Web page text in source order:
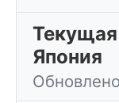
Текущая
Япония